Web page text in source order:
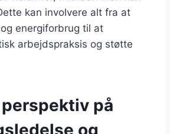
kan involvere alt fra at
energiforbrug til at
arbejdspraksis og støtte
på
og